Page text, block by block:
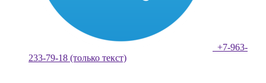
+7-963-
233-79-18 (только текст)